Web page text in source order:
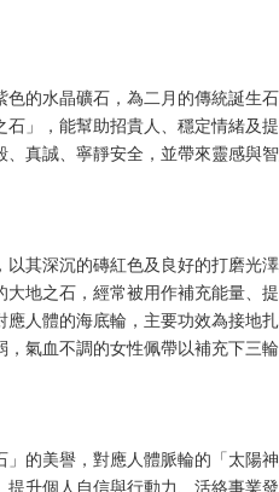
的水晶礦石，為二月的傳統誕生石
」，能幫助招貴人、穩定情緒及提
真誠、寧靜安全，並帶來靈感與
其深沉的磚紅色及良好的打磨光澤
地之石，經常被用作補充能量、
人體的海底輪，主要功效為接地
氣血不調的女性佩帶以補充下三輪
的美譽，對應人體脈輪的「太陽神
升個人自信與行動力、活絡事業